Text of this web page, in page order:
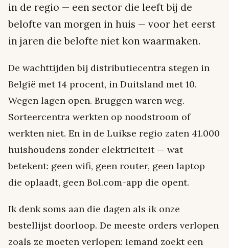
in de regio — een sector die leeft bij de
belofte van morgen in huis — voor het eerst
in jaren die belofte niet kon waarmaken.
De wachttijden bij distributiecentra stegen in
België met 14 procent, in Duitsland met 10.
Wegen lagen open. Bruggen waren weg.
Sorteercentra werkten op noodstroom of
werkten niet. En in de Luikse regio zaten 41.000
huishoudens zonder elektriciteit — wat
betekent: geen wifi, geen router, geen laptop
die oplaadt, geen Bol.com-app die opent.
Ik denk soms aan die dagen als ik onze
bestellijst doorloop. De meeste orders verlopen
zoals ze moeten verlopen: iemand zoekt een